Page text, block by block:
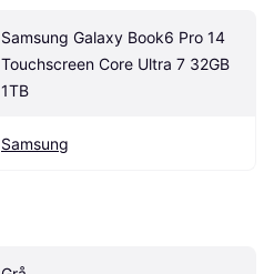
Samsung Galaxy Book6 Pro 14
Touchscreen Core Ultra 7 32GB
1TB
Samsung